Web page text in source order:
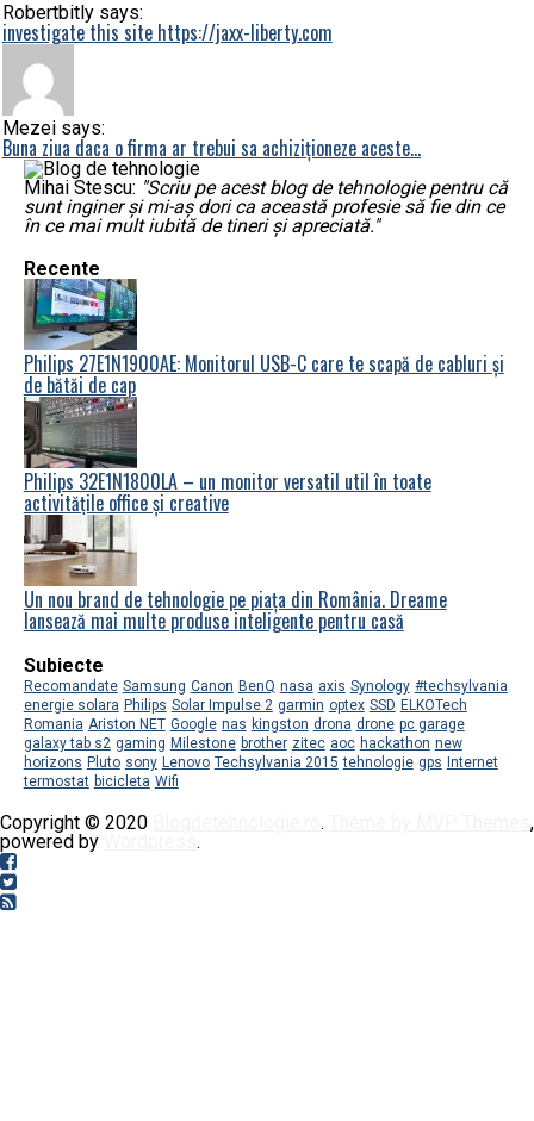
Robertbitly says:
investigate this site https://jaxx-liberty.com
Mezei says:
Buna ziua daca o firma ar trebui sa achiziționeze aceste…
Mihai Stescu: "Scriu pe acest blog de tehnologie pentru că
sunt inginer și mi-aș dori ca această profesie să fie din ce
în ce mai mult iubită de tineri și apreciată."
Recente
Philips 27E1N1900AE: Monitorul USB-C care te scapă de cabluri și
de bătăi de cap
Philips 32E1N1800LA – un monitor versatil util în toate
activitățile office și creative
Un nou brand de tehnologie pe piața din România. Dreame
lansează mai multe produse inteligente pentru casă
Subiecte
Recomandate Samsung Canon BenQ nasa axis Synology #techsylvania
energie solara Philips Solar Impulse 2 garmin optex SSD ELKOTech
Romania Ariston NET Google nas kingston drona drone pc garage
galaxy tab s2 gaming Milestone brother zitec aoc hackathon new
horizons Pluto sony Lenovo Techsylvania 2015 tehnologie gps Internet
termostat bicicleta Wifi
Copyright © 2020 .
,
powered by
.